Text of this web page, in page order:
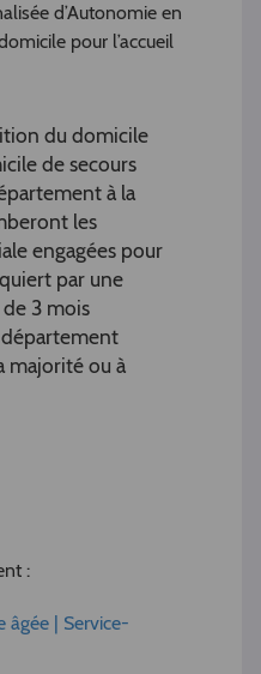
d’Autonomie en
pour l’accueil
du domicile
de secours
à la
les
engagées pour
par une
3 mois
majorité ou à
:
âgée | Service-